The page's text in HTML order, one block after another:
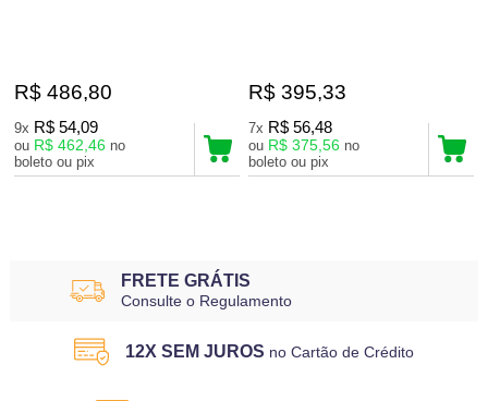
R$ 486,80
9x R$ 54,09
ou R$ 462,46 no
boleto ou pix
R$ 395,33
7x R$ 56,48
ou R$ 375,56 no
boleto ou pix
FRETE GRÁTIS
Consulte o Regulamento
12X SEM JUROS no Cartão de Crédito